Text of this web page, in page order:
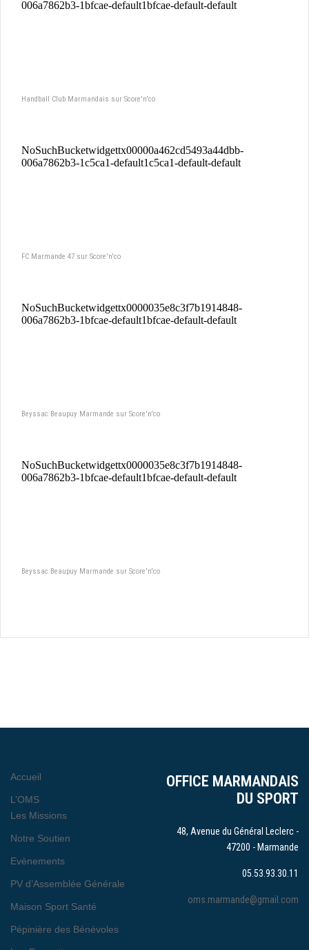
Handball Club Marmandais sur Score'n'co
FC Marmande 47 sur Score'n'co
Beyssac Beaupuy Marmande sur Score'n'co
Beyssac Beaupuy Marmande sur Score'n'co
OFFICE MARMANDAIS
DU SPORT
48, Avenue du Général Leclerc -
47200 - Marmande
05.53.93.30.11
oms.marmande@gmail.com
Accueil
L’OMS
Les Missions
Notre Soutien
Evènements
PV d’Assemblée Générale
Maison Sport Santé
Pépinière des Bénévoles